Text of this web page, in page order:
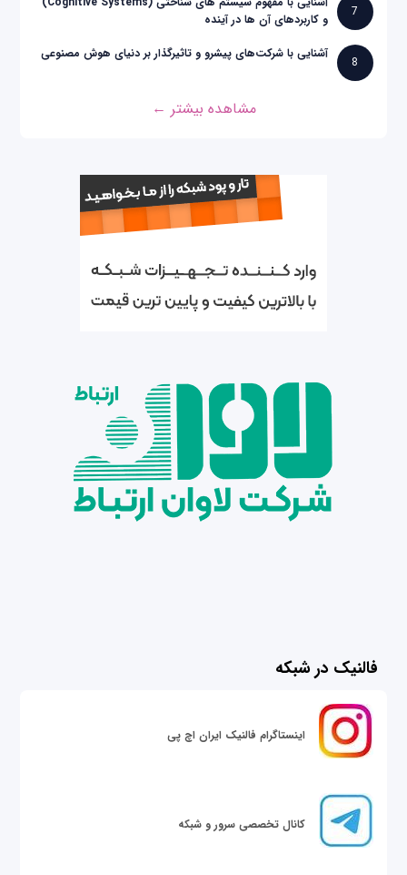
7
و کاربردهای آن ها در آینده
8
آشنایی با شرکت‌های پیشرو و تاثیرگذار بر دنیای هوش مصنوعی
مشاهده بیشتر ←
فالنیک در شبکه
اینستاگرام فالنیک ایران اچ پی
کانال تخصصی سرور و شبکه